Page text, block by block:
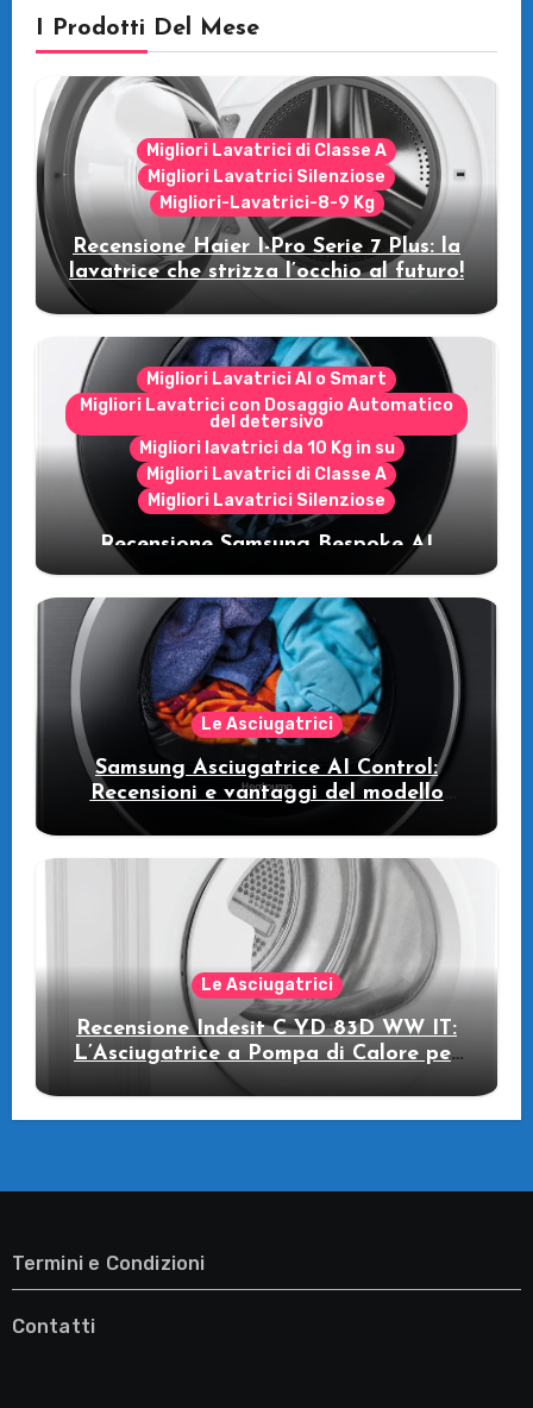
I Prodotti Del Mese
Migliori Lavatrici di Classe A
Migliori Lavatrici Silenziose
Migliori-Lavatrici-8-9 Kg
Recensione Haier I-Pro Serie 7 Plus: la
lavatrice che strizza l’occhio al futuro!
Migliori Lavatrici AI o Smart
Migliori Lavatrici con Dosaggio Automatico
del detersivo
Migliori lavatrici da 10 Kg in su
Migliori Lavatrici di Classe A
Migliori Lavatrici Silenziose
Recensione Samsung Bespoke AI
WW11DB7B94GE/U3: la lavatrice
intelligente che fa risparmiare
Le Asciugatrici
Samsung Asciugatrice AI Control:
Recensioni e vantaggi del modello
Le Asciugatrici
Recensione Indesit C YD 83D WW IT:
L’Asciugatrice a Pompa di Calore per
il Tuo Benessere
Termini e Condizioni
Contatti